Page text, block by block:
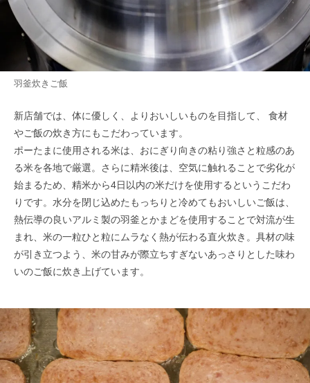
羽釜炊きご飯
新店舗では、体に優しく、よりおいしいものを目指して、 食材
やご飯の炊き方にもこだわっています。
ポーたまに使用される米は、おにぎり向きの粘り強さと粒感のあ
る米を各地で厳選。さらに精米後は、空気に触れることで劣化が
始まるため、精米から4日以内の米だけを使用するというこだわ
りです。水分を閉じ込めたもっちりと冷めてもおいしいご飯は、
熱伝導の良いアルミ製の羽釜とかまどを使用することで対流が生
まれ、米の一粒ひと粒にムラなく熱が伝わる直火炊き。具材の味
が引き立つよう、米の甘みが際立ちすぎないあっさりとした味わ
いのご飯に炊き上げています。